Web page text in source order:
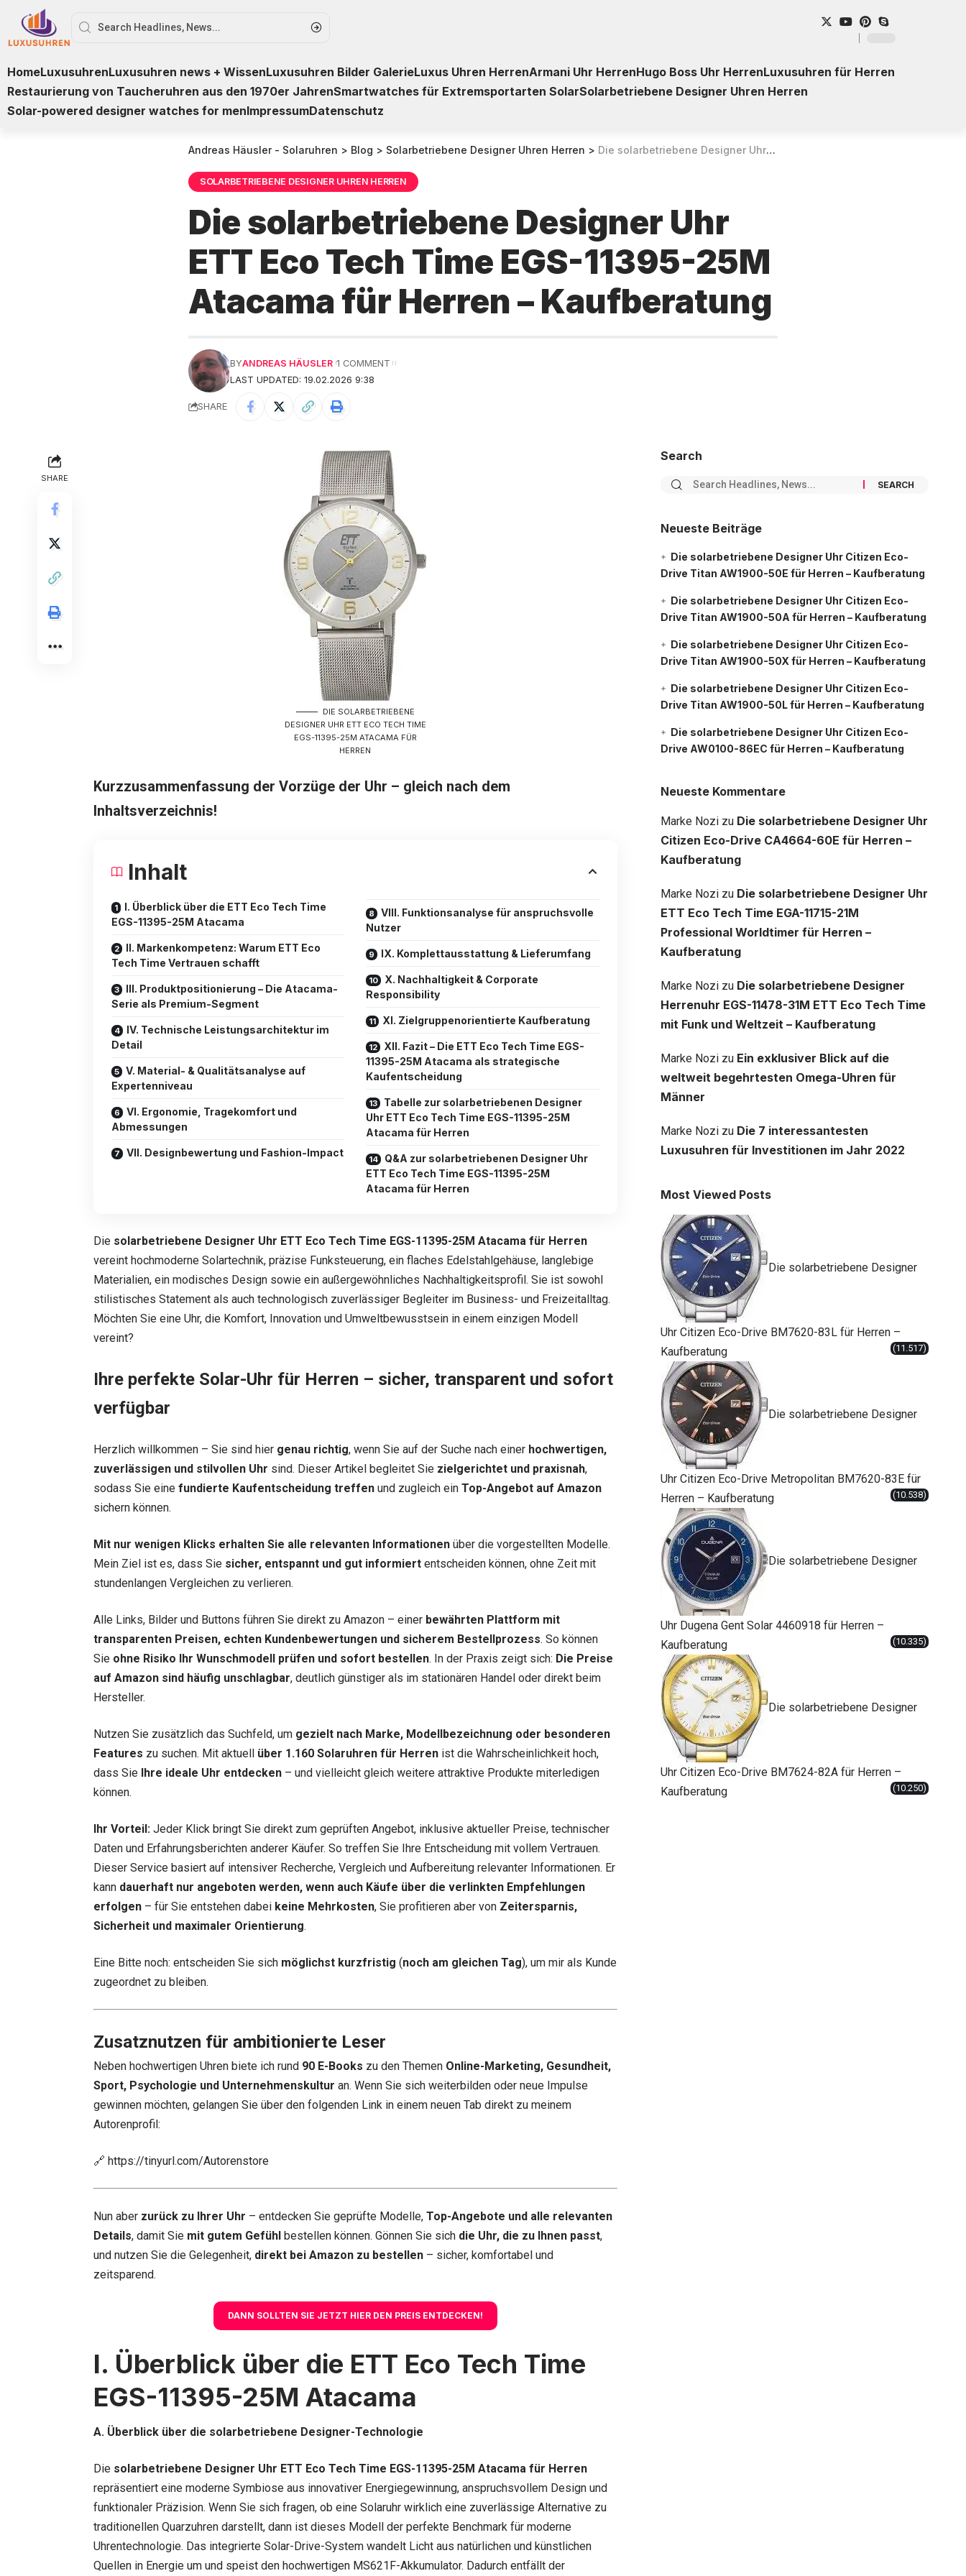
HomeLuxusuhrenLuxusuhren news + WissenLuxusuhren Bilder GalerieLuxus Uhren HerrenArmani Uhr HerrenHugo Boss Uhr HerrenLuxusuhren für Herren
Restaurierung von Taucheruhren aus den 1970er JahrenSmartwatches für Extremsportarten SolarSolarbetriebene Designer Uhren Herren
Solar-powered designer watches for menImpressumDatenschutz
Andreas Häusler - Solaruhren > Blog > Solarbetriebene Designer Uhren Herren > Die solarbetriebene Designer Uhr ETT Eco Tech Time EGS-11395-25M Atacama für Herren – Kaufberatung
SOLARBETRIEBENE DESIGNER UHREN HERREN
Die solarbetriebene Designer Uhr
ETT Eco Tech Time EGS-11395-25M
Atacama für Herren – Kaufberatung
LAST UPDATED: 19.02.2026 9:38
BYANDREAS HÄUSLER 1 COMMENT
SHARE
SHARE
DIE SOLARBETRIEBENE
DESIGNER UHR ETT ECO TECH TIME
EGS-11395-25M ATACAMA FÜR
HERREN
Kurzzusammenfassung der Vorzüge der Uhr – gleich nach dem
Inhaltsverzeichnis!
Inhalt
I. Überblick über die ETT Eco Tech Time
EGS-11395-25M Atacama
II. Markenkompetenz: Warum ETT Eco
Tech Time Vertrauen schafft
III. Produktpositionierung – Die Atacama-
Serie als Premium-Segment
IV. Technische Leistungsarchitektur im
Detail
V. Material- & Qualitätsanalyse auf
Expertenniveau
VI. Ergonomie, Tragekomfort und
Abmessungen
VII. Designbewertung und Fashion-Impact
VIII. Funktionsanalyse für anspruchsvolle
Nutzer
IX. Komplettausstattung & Lieferumfang
X. Nachhaltigkeit & Corporate
Responsibility
XI. Zielgruppenorientierte Kaufberatung
XII. Fazit – Die ETT Eco Tech Time EGS-
11395-25M Atacama als strategische
Kaufentscheidung
Tabelle zur solarbetriebenen Designer
Uhr ETT Eco Tech Time EGS-11395-25M
Atacama für Herren
Q&A zur solarbetriebenen Designer Uhr
ETT Eco Tech Time EGS-11395-25M
Atacama für Herren
Die solarbetriebene Designer Uhr ETT Eco Tech Time EGS-11395-25M Atacama für Herren
vereint hochmoderne Solartechnik, präzise Funksteuerung, ein flaches Edelstahlgehäuse, langlebige
Materialien, ein modisches Design sowie ein außergewöhnliches Nachhaltigkeitsprofil. Sie ist sowohl
stilistisches Statement als auch technologisch zuverlässiger Begleiter im Business- und Freizeitalltag.
Möchten Sie eine Uhr, die Komfort, Innovation und Umweltbewusstsein in einem einzigen Modell
vereint?
Ihre perfekte Solar-Uhr für Herren – sicher, transparent und sofort
verfügbar
Herzlich willkommen – Sie sind hier genau richtig, wenn Sie auf der Suche nach einer hochwertigen,
zuverlässigen und stilvollen Uhr sind. Dieser Artikel begleitet Sie zielgerichtet und praxisnah,
sodass Sie eine fundierte Kaufentscheidung treffen und zugleich ein Top-Angebot auf Amazon
sichern können.
Mit nur wenigen Klicks erhalten Sie alle relevanten Informationen über die vorgestellten Modelle.
Mein Ziel ist es, dass Sie sicher, entspannt und gut informiert entscheiden können, ohne Zeit mit
stundenlangen Vergleichen zu verlieren.
Alle Links, Bilder und Buttons führen Sie direkt zu Amazon – einer bewährten Plattform mit
transparenten Preisen, echten Kundenbewertungen und sicherem Bestellprozess. So können
Sie ohne Risiko Ihr Wunschmodell prüfen und sofort bestellen. In der Praxis zeigt sich: Die Preise
auf Amazon sind häufig unschlagbar, deutlich günstiger als im stationären Handel oder direkt beim
Hersteller.
Nutzen Sie zusätzlich das Suchfeld, um gezielt nach Marke, Modellbezeichnung oder besonderen
Features zu suchen. Mit aktuell über 1.160 Solaruhren für Herren ist die Wahrscheinlichkeit hoch,
dass Sie Ihre ideale Uhr entdecken – und vielleicht gleich weitere attraktive Produkte miterledigen
können.
Ihr Vorteil: Jeder Klick bringt Sie direkt zum geprüften Angebot, inklusive aktueller Preise, technischer
Daten und Erfahrungsberichten anderer Käufer. So treffen Sie Ihre Entscheidung mit vollem Vertrauen.
Dieser Service basiert auf intensiver Recherche, Vergleich und Aufbereitung relevanter Informationen. Er
kann dauerhaft nur angeboten werden, wenn auch Käufe über die verlinkten Empfehlungen
erfolgen – für Sie entstehen dabei keine Mehrkosten, Sie profitieren aber von Zeitersparnis,
Sicherheit und maximaler Orientierung.
Eine Bitte noch: entscheiden Sie sich möglichst kurzfristig (noch am gleichen Tag), um mir als Kunde
zugeordnet zu bleiben.
Zusatznutzen für ambitionierte Leser
Neben hochwertigen Uhren biete ich rund 90 E-Books zu den Themen Online-Marketing, Gesundheit,
Sport, Psychologie und Unternehmenskultur an. Wenn Sie sich weiterbilden oder neue Impulse
gewinnen möchten, gelangen Sie über den folgenden Link in einem neuen Tab direkt zu meinem
Autorenprofil:
🔗 https://tinyurl.com/Autorenstore
Nun aber zurück zu Ihrer Uhr – entdecken Sie geprüfte Modelle, Top-Angebote und alle relevanten
Details, damit Sie mit gutem Gefühl bestellen können. Gönnen Sie sich die Uhr, die zu Ihnen passt,
und nutzen Sie die Gelegenheit, direkt bei Amazon zu bestellen – sicher, komfortabel und
zeitsparend.
DANN SOLLTEN SIE JETZT HIER DEN PREIS ENTDECKEN!
I. Überblick über die ETT Eco Tech Time
EGS-11395-25M Atacama
A. Überblick über die solarbetriebene Designer-Technologie
Die solarbetriebene Designer Uhr ETT Eco Tech Time EGS-11395-25M Atacama für Herren
repräsentiert eine moderne Symbiose aus innovativer Energiegewinnung, anspruchsvollem Design und
funktionaler Präzision. Wenn Sie sich fragen, ob eine Solaruhr wirklich eine zuverlässige Alternative zu
traditionellen Quarzuhren darstellt, dann ist dieses Modell der perfekte Benchmark für moderne
Uhrentechnologie. Das integrierte Solar-Drive-System wandelt Licht aus natürlichen und künstlichen
Quellen in Energie um und speist den hochwertigen MS621F-Akkumulator. Dadurch entfällt der
Search
Neueste Beiträge
Die solarbetriebene Designer Uhr Citizen Eco-
Drive Titan AW1900-50E für Herren – Kaufberatung
Die solarbetriebene Designer Uhr Citizen Eco-
Drive Titan AW1900-50A für Herren – Kaufberatung
Die solarbetriebene Designer Uhr Citizen Eco-
Drive Titan AW1900-50X für Herren – Kaufberatung
Die solarbetriebene Designer Uhr Citizen Eco-
Drive Titan AW1900-50L für Herren – Kaufberatung
Die solarbetriebene Designer Uhr Citizen Eco-
Drive AW0100-86EC für Herren – Kaufberatung
Neueste Kommentare
Marke Nozizu Die solarbetriebene Designer Uhr
Citizen Eco-Drive CA4664-60E für Herren –
Kaufberatung
Marke Nozizu Die solarbetriebene Designer Uhr
ETT Eco Tech Time EGA-11715-21M
Professional Worldtimer für Herren –
Kaufberatung
Marke Nozizu Die solarbetriebene Designer
Herrenuhr EGS-11478-31M ETT Eco Tech Time
mit Funk und Weltzeit – Kaufberatung
Marke Nozizu Ein exklusiver Blick auf die
weltweit begehrtesten Omega-Uhren für
Männer
Marke Nozizu Die 7 interessantesten
Luxusuhren für Investitionen im Jahr 2022
Most Viewed Posts
Die solarbetriebene Designer
Uhr Citizen Eco-Drive BM7620-83L für Herren –
Kaufberatung
(11.517)
Die solarbetriebene Designer
Uhr Citizen Eco-Drive Metropolitan BM7620-83E für
Herren – Kaufberatung
(10.538)
Die solarbetriebene Designer
Uhr Dugena Gent Solar 4460918 für Herren –
Kaufberatung
(10.335)
Die solarbetriebene Designer
Uhr Citizen Eco-Drive BM7624-82A für Herren –
Kaufberatung
(10.250)